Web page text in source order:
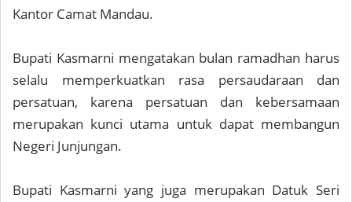
Kantor Camat Mandau.
Bupati Kasmarni mengatakan bulan ramadhan harus
selalu memperkuatkan rasa persaudaraan dan
persatuan, karena persatuan dan kebersamaan
merupakan kunci utama untuk dapat membangun
Negeri Junjungan.
Bupati Kasmarni yang juga merupakan Datuk Seri